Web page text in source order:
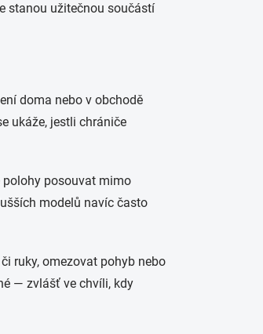
stanou užitečnou součástí
doma nebo v obchodě
ukáže, jestli chrániče
polohy posouvat mimo
modelů navíc často
ruky, omezovat pohyb nebo
— zvlášť ve chvíli, kdy